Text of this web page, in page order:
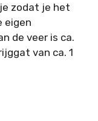
zodat je het
eigen
de veer is ca.
van ca. 1